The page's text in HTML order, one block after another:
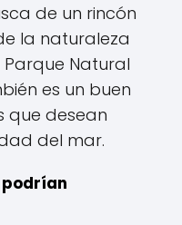
de un rincón
la naturaleza
Natural
es un buen
que desean
del mar.
podrían